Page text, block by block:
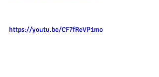
https://youtu.be/CF7fReVP1mo